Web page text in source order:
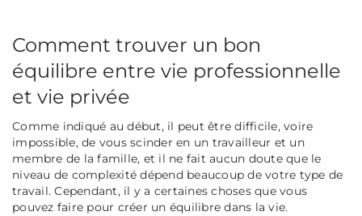
Comment trouver un bon
équilibre entre vie professionnelle
et vie privée
Comme indiqué au début, il peut être difficile, voire
impossible, de vous scinder en un travailleur et un
membre de la famille, et il ne fait aucun doute que le
niveau de complexité dépend beaucoup de votre type de
travail. Cependant, il y a certaines choses que vous
pouvez faire pour créer un équilibre dans la vie.